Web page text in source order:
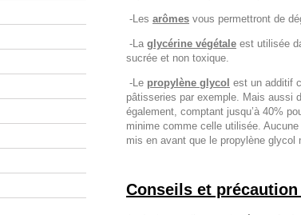
-Les arômes vous permettront de
-La glycérine végétale est utilisée
sucrée et non toxique.
-Le propylène glycol est un additif
pâtisseries par exemple. Mais aussi
également, comptant jusqu’à 40%
minime comme celle utilisée.
mis en avant que le propylène glycol
Conseils et